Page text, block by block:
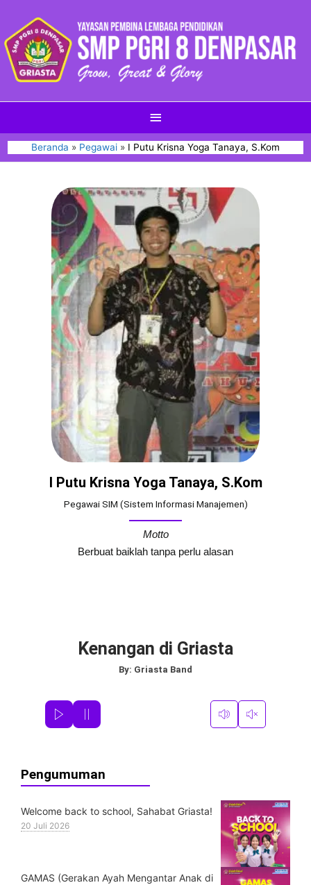
Beranda Pegawai I Putu Krisna Yoga Tanaya, S.Kom
I Putu Krisna Yoga Tanaya, S.Kom
Pegawai SIM (Sistem Informasi Manajemen)
Motto
Berbuat baiklah tanpa perlu alasan
Kenangan di Griasta
By: Griasta Band
Pengumuman
Welcome back to school, Sahabat Griasta!
20 Juli 2026
GAMAS (Gerakan Ayah Mengantar Anak di